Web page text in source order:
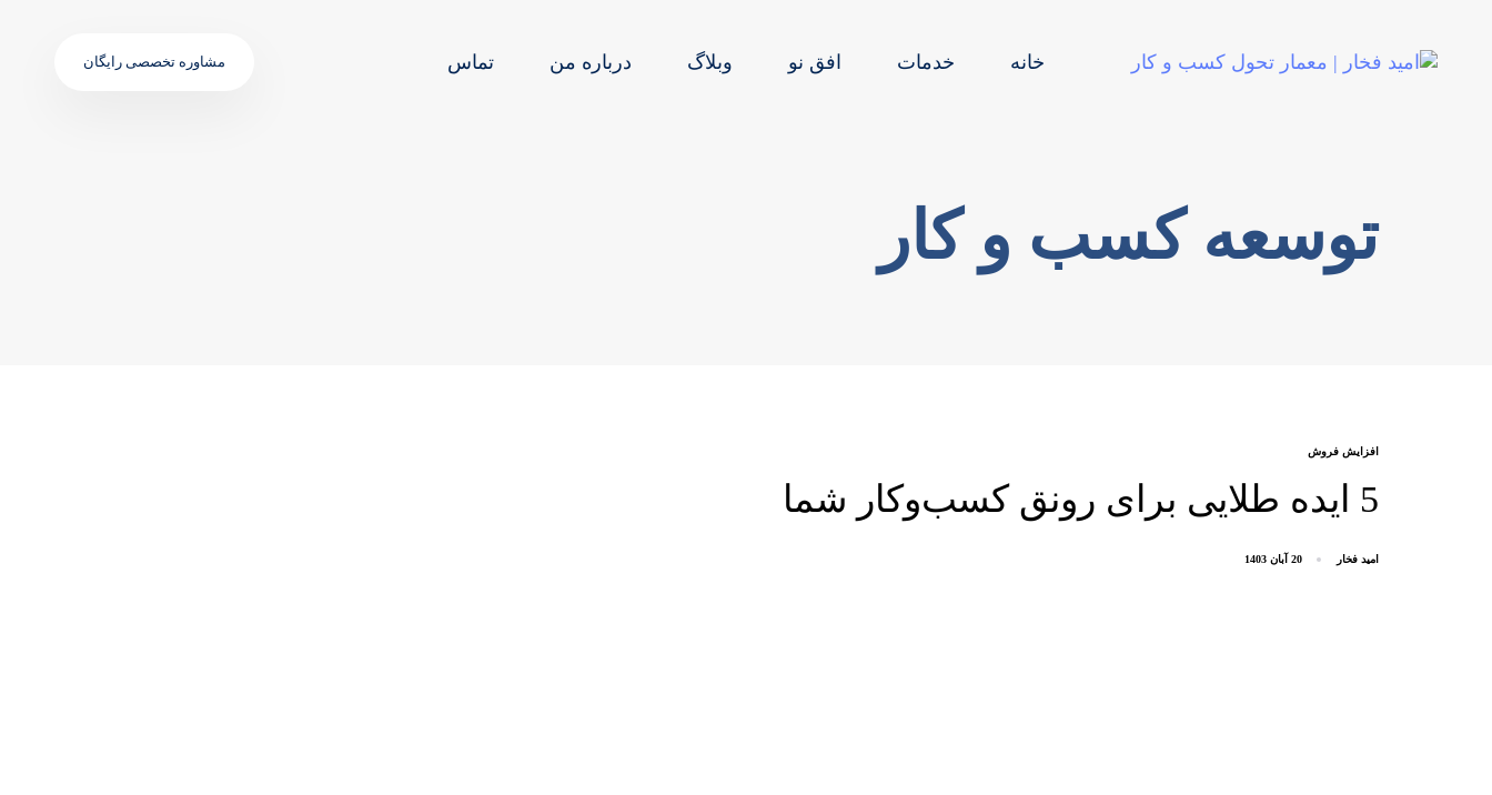
خانه خدمات افق نو وبلاگ درباره من تماس مشاوره تخصصی رایگان
توسعه کسب و کار
افزایش فروش
5 ایده طلایی برای رونق کسب‌وکار شما
امید فخار 20 آبان 1403